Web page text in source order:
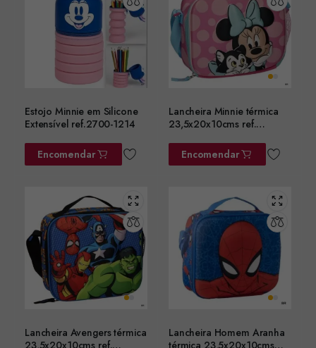
Estojo Minnie em Silicone
Extensível ref.2700-1214
Encomendar
Lancheira Minnie térmica
23,5x20x10cms ref.
Encomendar
Lancheira Avengers térmica
Lancheira Homem Aranha